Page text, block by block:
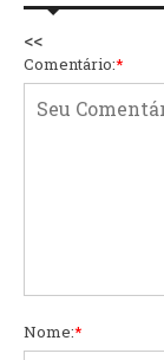
<<
Comentário:*
Nome:*